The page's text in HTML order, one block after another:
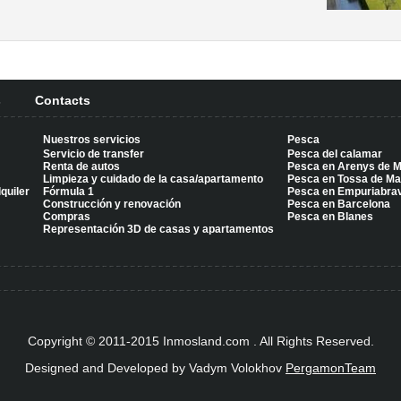
Contacts
Nuestros servicios
Servicio de transfer
Renta de autos
Limpieza y cuidado de la casa/apartamento
Fórmula 1
Construcción y renovación
Compras
Representación 3D de casas y apartamentos
Pesca
Pesca del calamar
Pesca en Arenys de
Pesca en Tossa de
Pesca en
Pesca en Barcelona
Pesca en Blanes
Copyright © 2011-2015 Inmosland.com . All Rights Reserved.
Designed and Developed by Vadym Volokhov PergamonTeam